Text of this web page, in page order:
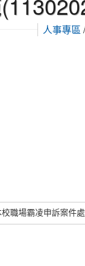
人事專區
職場霸凌申訴案件